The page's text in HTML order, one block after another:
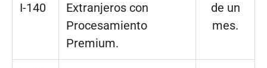
I-140
Extranjeros con
Procesamiento
Premium.
de un
mes.